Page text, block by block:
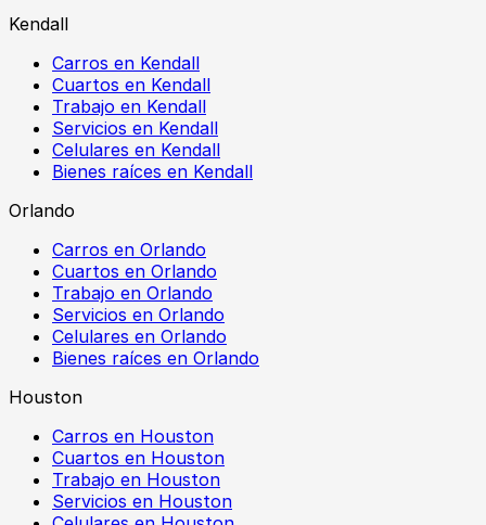
Kendall
Carros en Kendall
Cuartos en Kendall
Trabajo en Kendall
Servicios en Kendall
Celulares en Kendall
Bienes raíces en Kendall
Orlando
Carros en Orlando
Cuartos en Orlando
Trabajo en Orlando
Servicios en Orlando
Celulares en Orlando
Bienes raíces en Orlando
Houston
Carros en Houston
Cuartos en Houston
Trabajo en Houston
Servicios en Houston